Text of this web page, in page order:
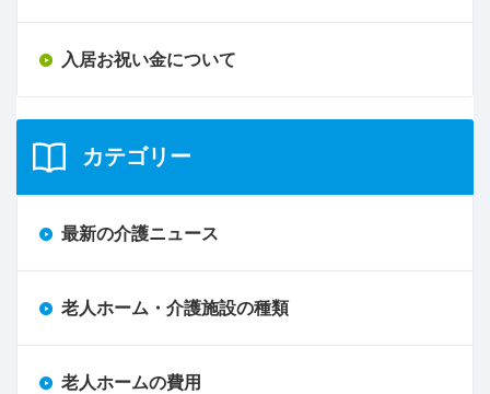
入居お祝い金について
カテゴリー
最新の介護ニュース
老人ホーム・介護施設の種類
老人ホームの費用